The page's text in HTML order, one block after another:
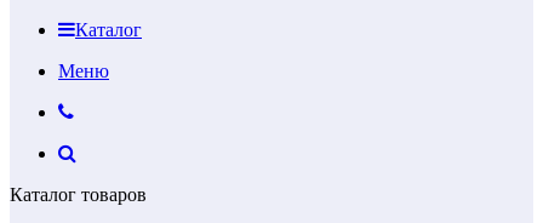
Каталог
Меню
Каталог товаров